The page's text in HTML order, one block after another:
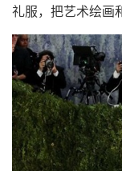
礼服，把艺术绘画